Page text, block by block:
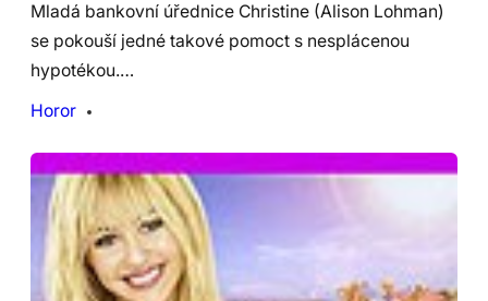
Mladá bankovní úřednice Christine (Alison Lohman)
se pokouší jedné takové pomoct s nesplácenou
hypotékou.…
Horor